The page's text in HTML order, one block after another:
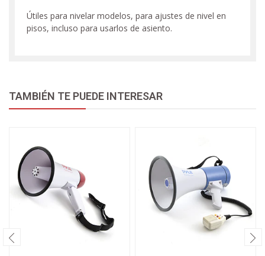
Útiles para nivelar modelos, para ajustes de nivel en
pisos, incluso para usarlos de asiento.
TAMBIÉN TE PUEDE INTERESAR